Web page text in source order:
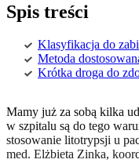
Spis treści
Klasyfikacja do
Metoda
Krótka droga do
Mamy już za sobą kilka
w szpitalu są do tego
stosowanie litotrypsji u
med. Elżbieta Zinka,